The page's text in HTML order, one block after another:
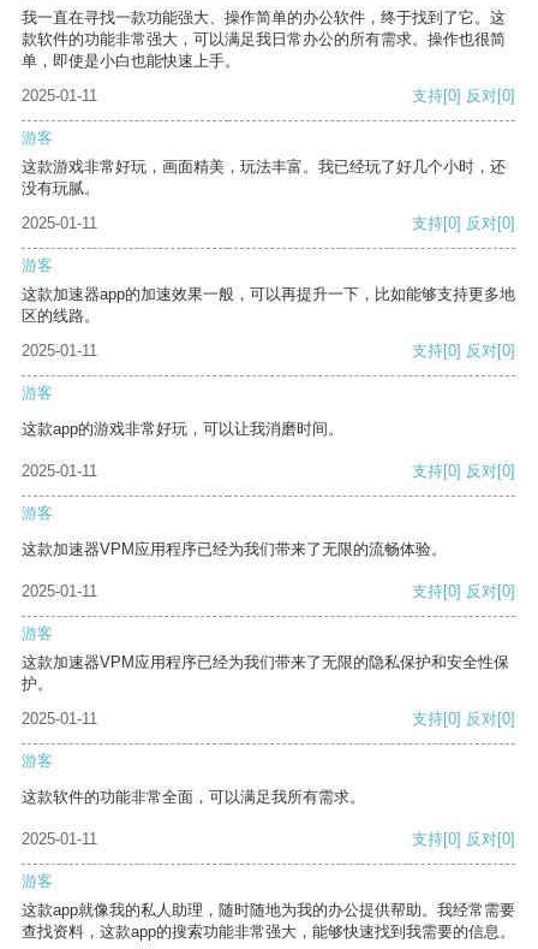
我一直在寻找一款功能强大、操作简单的办公软件，终于找到了它。这
款软件的功能非常强大，可以满足我日常办公的所有需求。操作也很简
单，即使是小白也能快速上手。
2025-01-11
支持[0] 反对[0]
游客
这款游戏非常好玩，画面精美，玩法丰富。我已经玩了好几个小时，还
没有玩腻。
2025-01-11
支持[0] 反对[0]
游客
这款加速器app的加速效果一般，可以再提升一下，比如能够支持更多地
区的线路。
2025-01-11
支持[0] 反对[0]
游客
这款app的游戏非常好玩，可以让我消磨时间。
2025-01-11 支持[0] 反对[0]
游客
这款加速器VPM应用程序已经为我们带来了无限的流畅体验。
2025-01-11 支持[0] 反对[0]
游客
这款加速器VPM应用程序已经为我们带来了无限的隐私保护和安全性保
护。
2025-01-11
支持[0] 反对[0]
游客
这款软件的功能非常全面，可以满足我所有需求。
2025-01-11 支持[0] 反对[0]
游客
这款app就像我的私人助理，随时随地为我的办公提供帮助。我经常需要
查找资料，这款app的搜索功能非常强大，能够快速找到我需要的信息。